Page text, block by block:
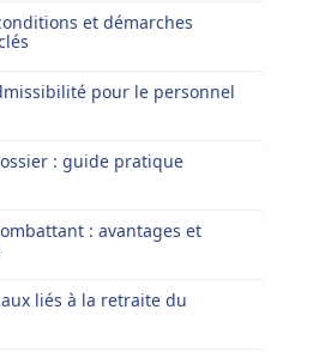
et démarches
pour le personnel
: guide pratique
: avantages et
liés à la retraite du